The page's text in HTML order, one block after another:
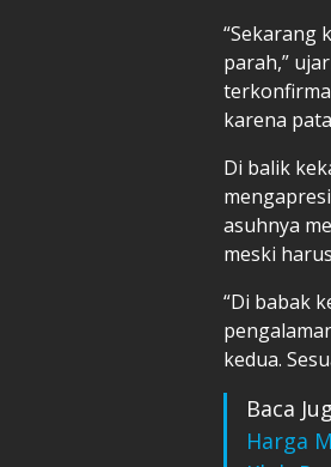
“Sekarang
parah,”
karena
Di balik
asuhnya
meski
“Di babak
kedua.
Baca
Harga